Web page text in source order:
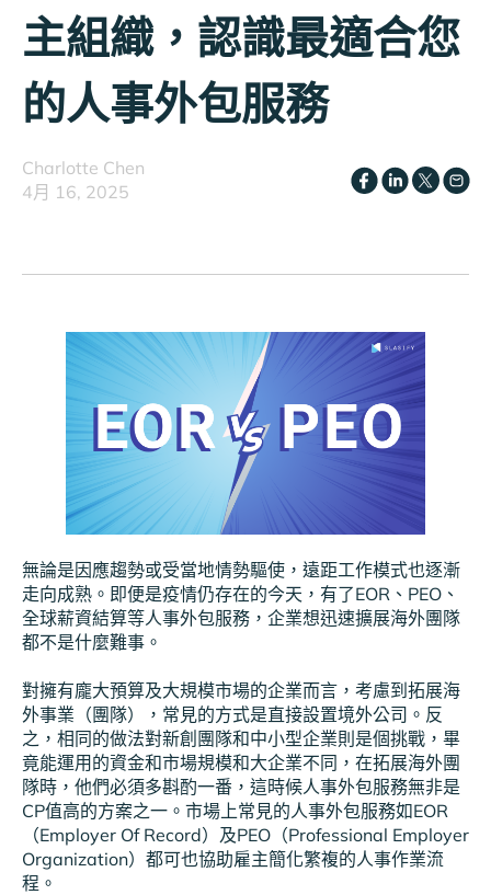
主組織，認識最適合您
的人事外包服務
Charlotte Chen
4月 16, 2025
無論是因應趨勢或受當地情勢驅使，遠距工作模式也逐漸
走向成熟。即便是疫情仍存在的今天，有了EOR、PEO、
全球薪資結算等人事外包服務，企業想迅速擴展海外團隊
都不是什麼難事。
對擁有龐大預算及大規模市場的企業而言，考慮到拓展海
外事業（團隊），常見的方式是直接設置境外公司。反
之，相同的做法對新創團隊和中小型企業則是個挑戰，畢
竟能運用的資金和市場規模和大企業不同，在拓展海外團
隊時，他們必須多斟酌一番，這時候人事外包服務無非是
CP值高的方案之一。市場上常見的人事外包服務如EOR
（Employer Of Record）及PEO（Professional Employer
Organization）都可也協助雇主簡化繁複的人事作業流
程。